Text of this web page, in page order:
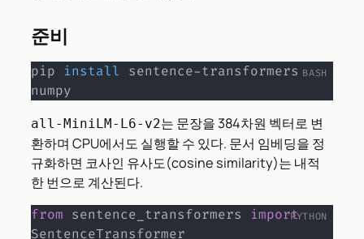
준비
pip install sentence-transformers
numpy
all-MiniLM-L6-v2는 문장을 384차원 벡터로 변
환하며 CPU에서도 실행할 수 있다. 문서 임베딩을 정
규화하면 코사인 유사도(cosine similarity)는 내적
한 번으로 계산된다.
from sentence_transformers import
SentenceTransformer